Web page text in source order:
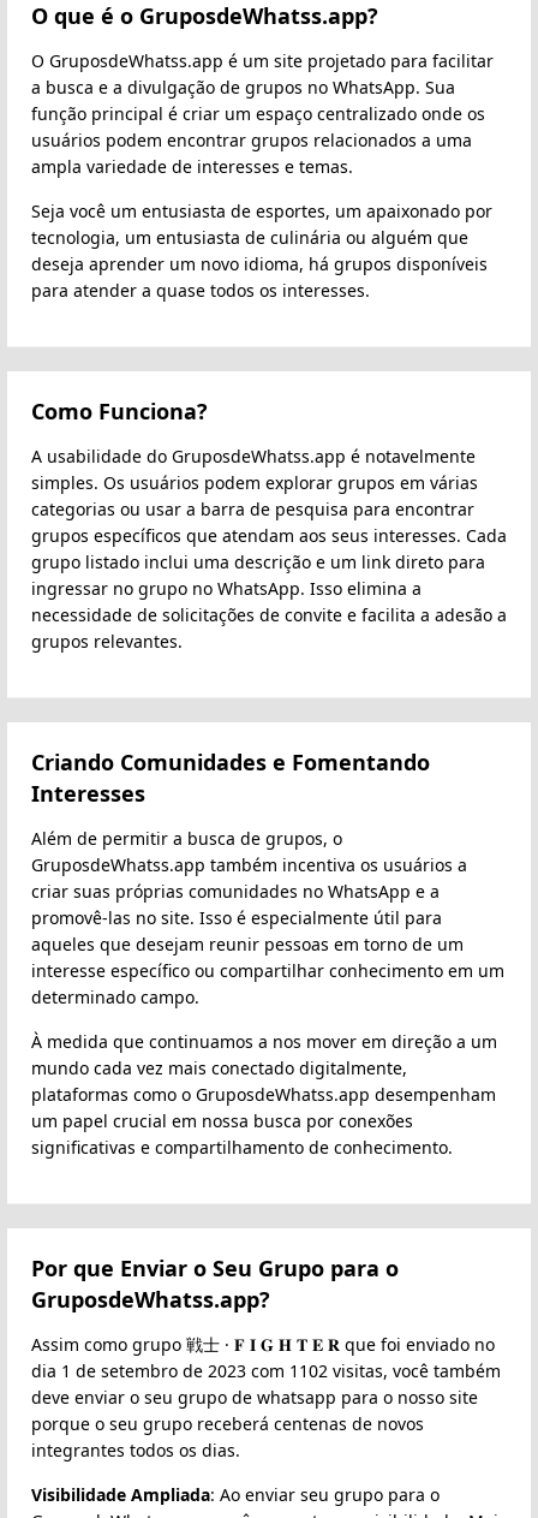
O que é o GruposdeWhatss.app?
O GruposdeWhatss.app é um site projetado para facilitar
a busca e a divulgação de grupos no WhatsApp. Sua
função principal é criar um espaço centralizado onde os
usuários podem encontrar grupos relacionados a uma
ampla variedade de interesses e temas.
Seja você um entusiasta de esportes, um apaixonado por
tecnologia, um entusiasta de culinária ou alguém que
deseja aprender um novo idioma, há grupos disponíveis
para atender a quase todos os interesses.
Como Funciona?
A usabilidade do GruposdeWhatss.app é notavelmente
simples. Os usuários podem explorar grupos em várias
categorias ou usar a barra de pesquisa para encontrar
grupos específicos que atendam aos seus interesses. Cada
grupo listado inclui uma descrição e um link direto para
ingressar no grupo no WhatsApp. Isso elimina a
necessidade de solicitações de convite e facilita a adesão a
grupos relevantes.
Criando Comunidades e Fomentando
Interesses
Além de permitir a busca de grupos, o
GruposdeWhatss.app também incentiva os usuários a
criar suas próprias comunidades no WhatsApp e a
promovê-las no site. Isso é especialmente útil para
aqueles que desejam reunir pessoas em torno de um
interesse específico ou compartilhar conhecimento em um
determinado campo.
À medida que continuamos a nos mover em direção a um
mundo cada vez mais conectado digitalmente,
plataformas como o GruposdeWhatss.app desempenham
um papel crucial em nossa busca por conexões
significativas e compartilhamento de conhecimento.
Por que Enviar o Seu Grupo para o
GruposdeWhatss.app?
Assim como grupo 戦士 · 𝐅 𝐈 𝐆 𝐇 𝐓 𝐄 𝐑 que foi enviado no
dia 1 de setembro de 2023 com 1102 visitas, você também
deve enviar o seu grupo de whatsapp para o nosso site
porque o seu grupo receberá centenas de novos
integrantes todos os dias.
Visibilidade Ampliada: Ao enviar seu grupo para o